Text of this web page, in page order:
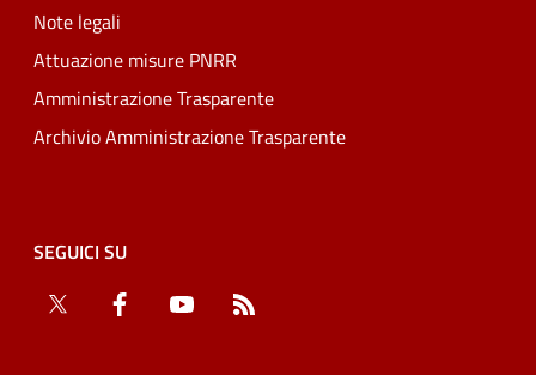
Note legali
Attuazione misure PNRR
Amministrazione Trasparente
Archivio Amministrazione Trasparente
SEGUICI SU
Twitter
Facebook YouTube